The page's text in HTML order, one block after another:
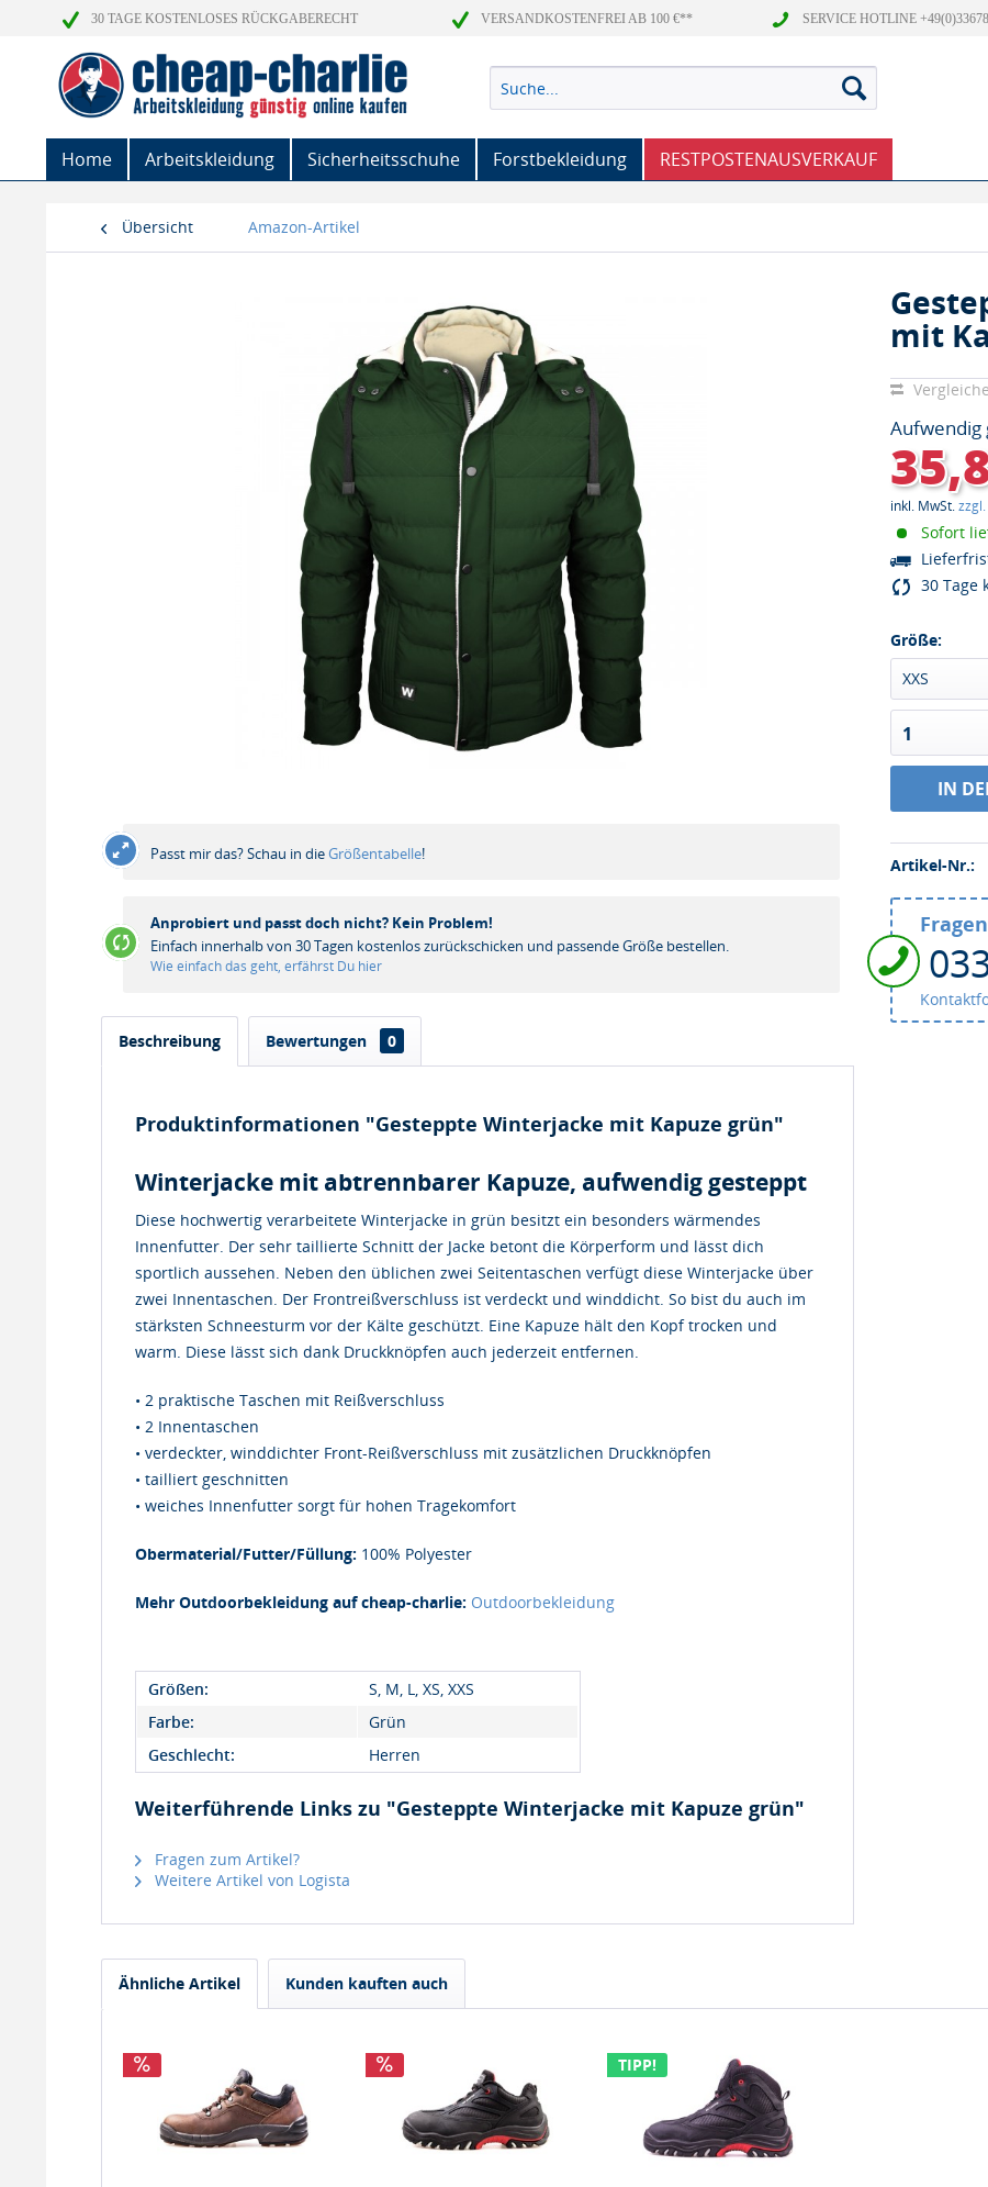
30 TAGE KOSTENLOSES RÜCKGABERECHT VERSANDKOSTENFREI AB 100 €** SERVICE HOTLINE
Home Arbeitskleidung Sicherheitsschuhe Forstbekleidung RESTPOSTENAUSVERKAUF
Übersicht Amazon-Artikel
Passt mir das? Schau in dieGrößentabelle!
Anprobiert und passt doch nicht? Kein Problem!
Einfach innerhalb von 30 Tagen kostenlos zurückschicken und passende Größe bestellen.
Wie einfach das geht, erfährst Du hier
mit
Aufwendig
inkl. MwSt.
Sofort
30 Tage
Größe:
XXS
1
IN
Artikel-Nr.:
Beschreibung
Bewertungen 0
Produktinformationen "Gesteppte Winterjacke mit Kapuze grün"
Winterjacke mit abtrennbarer Kapuze, aufwendig gesteppt
Diese hochwertig verarbeitete Winterjacke in grün besitzt ein besonders wärmendes
Innenfutter. Der sehr taillierte Schnitt der Jacke betont die Körperform und lässt dich
sportlich aussehen. Neben den üblichen zwei Seitentaschen verfügt diese Winterjacke über
zwei Innentaschen. Der Frontreißverschluss ist verdeckt und winddicht. So bist du auch im
stärksten Schneesturm vor der Kälte geschützt. Eine Kapuze hält den Kopf trocken und
warm. Diese lässt sich dank Druckknöpfen auch jederzeit entfernen.
• 2 praktische Taschen mit Reißverschluss
• 2 Innentaschen
• verdeckter, winddichter Front-Reißverschluss mit zusätzlichen Druckknöpfen
• tailliert geschnitten
• weiches Innenfutter sorgt für hohen Tragekomfort
Obermaterial/Futter/Füllung: 100% Polyester
Mehr Outdoorbekleidung auf cheap-charlie: Outdoorbekleidung
Größen:
S, M, L, XS, XXS
Farbe:
Grün
Geschlecht:
Herren
Weiterführende Links zu "Gesteppte Winterjacke mit Kapuze grün"
Fragen zum Artikel?
Weitere Artikel von Logista
Ähnliche Artikel Kunden kauften auch
TIPP!